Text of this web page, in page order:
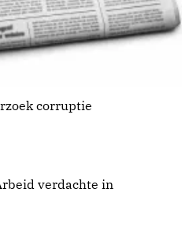
corruptie
verdachte in